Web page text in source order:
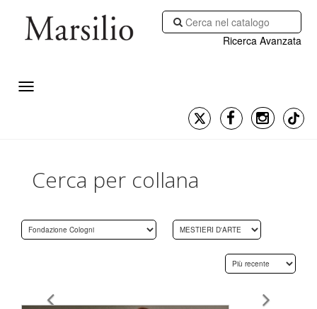
Ricerca Avanzata
Cerca per collana